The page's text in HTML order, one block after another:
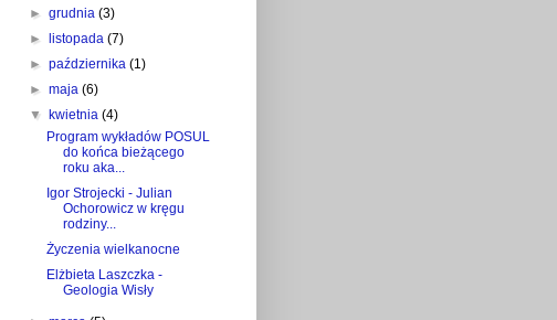
►grudnia(3)
►
listopada(7)
►października(1)
►maja(6)
▼
kwietnia(4)
Program wykładów POSUL
do końca bieżącego
roku aka...
Igor Strojecki - Julian
Ochorowicz w kręgu
rodziny...
Życzenia wielkanocne
Elżbieta Laszczka -
Geologia Wisły